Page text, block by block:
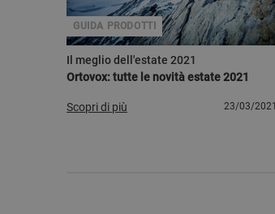
Il meglio dell'estate 2021
Ortovox: tutte le novità estate 2021
GUIDA PRODOTTI
Scopri di più 23/03/2021